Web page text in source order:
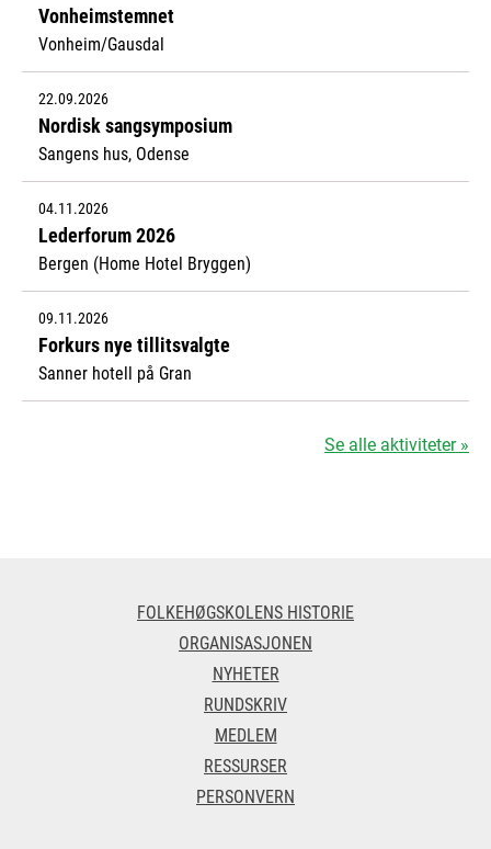
Vonheimstemnet
Vonheim/Gausdal
22.09.2026
Nordisk sangsymposium
Sangens hus, Odense
04.11.2026
Lederforum 2026
Bergen (Home Hotel Bryggen)
09.11.2026
Forkurs nye tillitsvalgte
Sanner hotell på Gran
Se alle aktiviteter »
FOLKEHØGSKOLENS HISTORIE
ORGANISASJONEN
NYHETER
RUNDSKRIV
MEDLEM
RESSURSER
PERSONVERN